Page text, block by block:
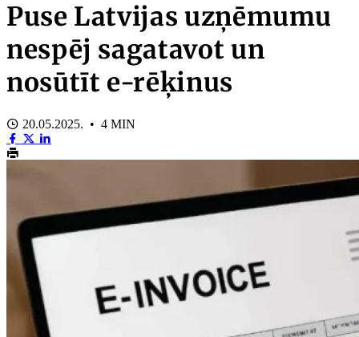
Puse Latvijas uzņēmumu
nespēj sagatavot un
nosūtīt e-rēķinus
20.05.2025. • 4 MIN